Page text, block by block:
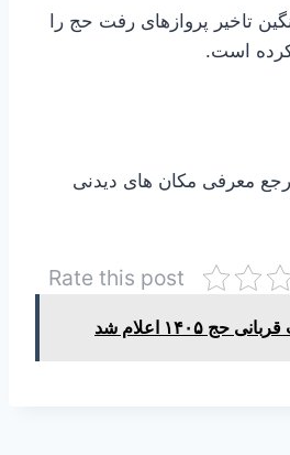
تاخیر پروازهای رفت حج را
معرفی مکان های دیدنی
Rate this post
حج ۱۴۰۵ اعلام شد